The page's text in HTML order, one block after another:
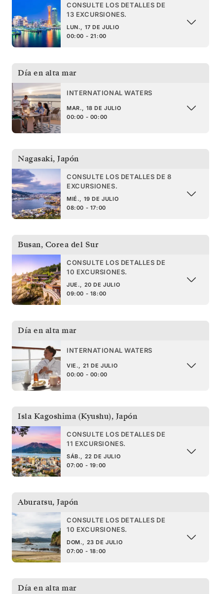
CONSULTE LOS DETALLES DE
13 EXCURSIONES.
LUN., 17 DE JULIO
00:00 - 21:00
Día en alta mar
INTERNATIONAL WATERS
MAR., 18 DE JULIO
00:00 - 00:00
Nagasaki, Japón
CONSULTE LOS DETALLES DE 8
EXCURSIONES.
MIÉ., 19 DE JULIO
08:00 - 17:00
Busan, Corea del Sur
CONSULTE LOS DETALLES DE
10 EXCURSIONES.
JUE., 20 DE JULIO
09:00 - 18:00
Día en alta mar
INTERNATIONAL WATERS
VIE., 21 DE JULIO
00:00 - 00:00
Isla Kagoshima (Kyushu), Japón
CONSULTE LOS DETALLES DE
11 EXCURSIONES.
SÁB., 22 DE JULIO
07:00 - 19:00
Aburatsu, Japón
CONSULTE LOS DETALLES DE
10 EXCURSIONES.
DOM., 23 DE JULIO
07:00 - 18:00
Día en alta mar